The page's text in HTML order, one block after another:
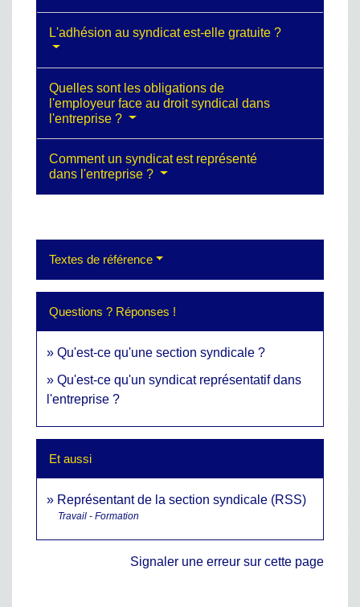
L'adhésion au syndicat est-elle gratuite ?
Quelles sont les obligations de
l'employeur face au droit syndical dans
l'entreprise ?
Comment un syndicat est représenté
dans l'entreprise ?
Textes de référence
Questions ? Réponses !
Qu'est-ce qu'une section syndicale ?
Qu'est-ce qu'un syndicat représentatif dans
l'entreprise ?
Et aussi
Représentant de la section syndicale (RSS)
Travail - Formation
Signaler une erreur sur cette page